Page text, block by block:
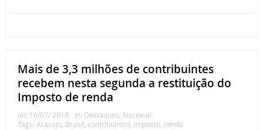
Mais de 3,3 milhões de contribuintes
recebem nesta segunda a restituição do
Imposto de renda
on: 16/07/ 2018 In: Destaques, Nacional
Tags: Aracaju, Brasil, contribuintes, imposto, renda